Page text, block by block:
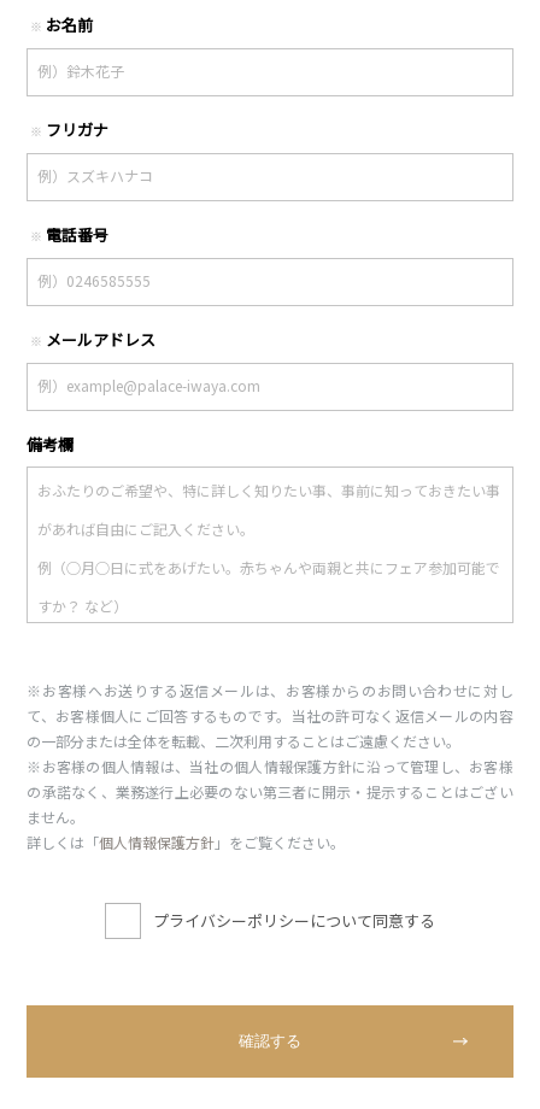
※ お名前
※ フリガナ
※ 電話番号
※ メールアドレス
備考欄
※お客様へお送りする返信メールは、お客様からのお問い合わせに対し
て、お客様個人にご回答するものです。当社の許可なく返信メールの内容
の一部分または全体を転載、二次利用することはご遠慮ください。
※お客様の個人情報は、当社の個人情報保護方針に沿って管理し、お客様
の承諾なく、業務遂行上必要のない第三者に開示・提示することはござい
ません。
詳しくは「個人情報保護方針」をご覧ください。
プライバシーポリシーについて同意する